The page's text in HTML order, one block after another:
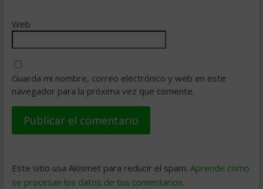
Web
Guarda mi nombre, correo electrónico y web en este
navegador para la próxima vez que comente.
Este sitio usa Akismet para reducir el spam. Aprende cómo
se procesan los datos de tus comentarios.